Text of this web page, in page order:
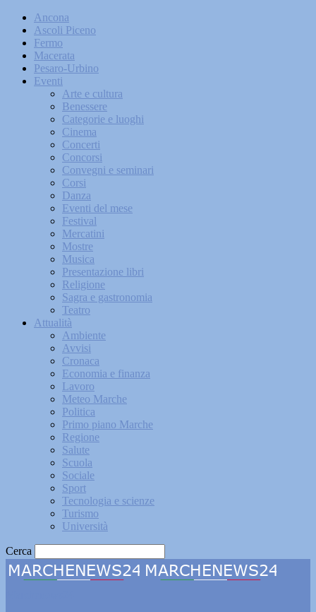
Ancona
Ascoli Piceno
Fermo
Macerata
Pesaro-Urbino
Eventi
Arte e cultura
Benessere
Categorie e luoghi
Cinema
Concerti
Concorsi
Convegni e seminari
Corsi
Danza
Eventi del mese
Festival
Mercatini
Mostre
Musica
Presentazione libri
Religione
Sagra e gastronomia
Teatro
Attualità
Ambiente
Avvisi
Cronaca
Economia e finanza
Lavoro
Meteo Marche
Politica
Primo piano Marche
Regione
Salute
Scuola
Sociale
Sport
Tecnologia e scienze
Turismo
Università
Cerca